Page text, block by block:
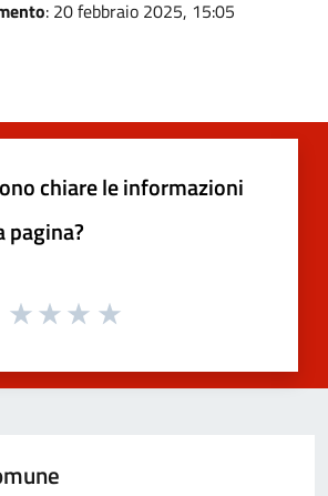
: 20 febbraio 2025, 15:05
chiare le informazioni
pagina?